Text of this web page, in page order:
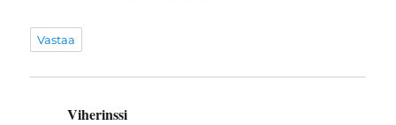
Vastaa
Viherinssi